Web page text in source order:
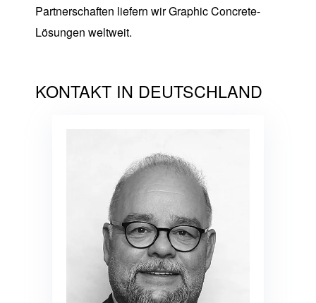
Partnerschaften liefern wir Graphic Concrete-
Lösungen weltweit.
KONTAKT IN DEUTSCHLAND